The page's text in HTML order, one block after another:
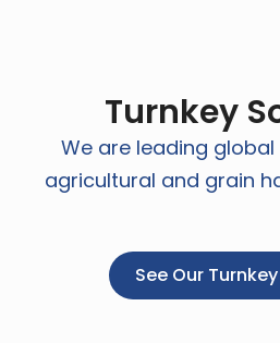
Turnkey
We are leading
agricultural and grain
See Our